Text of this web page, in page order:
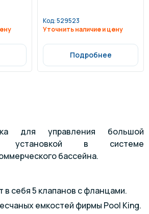
Код:529523
Уточнить наличие и цену
Подробнее
для управления большой
установкой в системе
бассейна.
в себя 5 клапанов с фланцами.
емкостей фирмы Pool King.